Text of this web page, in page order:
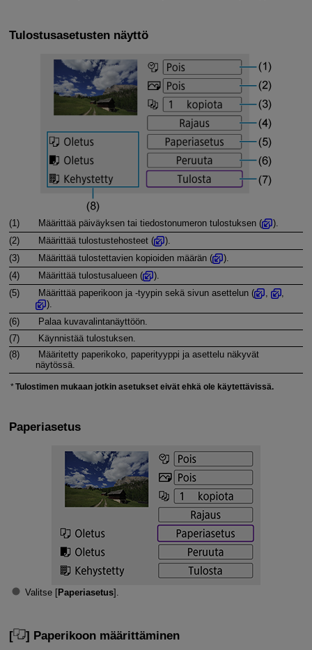
Tulostusasetusten näyttö
(1) Määrittää päiväyksen tai tiedostonumeron tulostuksen (
).
(2)
Määrittää tulostustehosteet (
).
(3)
Määrittää tulostettavien kopioiden määrän (
).
(4)
Määrittää tulostusalueen (
).
(5)
Määrittää paperikoon ja -tyypin sekä sivun asettelun (
,
).
(6)
Palaa kuvavalintanäyttöön.
(7)
Käynnistää tulostuksen.
(8)
Määritetty paperikoko, paperityyppi ja asettelu näkyvät
näytössä.
Tulostimen mukaan jotkin asetukset eivät ehkä ole käytettävissä.
Paperiasetus
Valitse [Paperiasetus].
[ ] Paperikoon määrittäminen